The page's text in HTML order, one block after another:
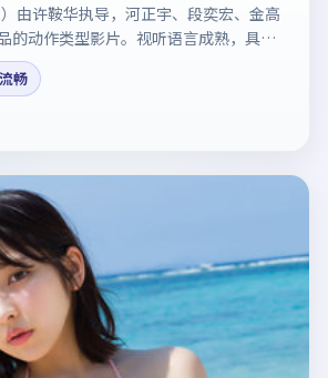
由许鞍华执导，河正宇、段奕宏、金高
的动作类型影片。视听语言成熟，具备
与主创信息可供检索参考，上映日期以
畅